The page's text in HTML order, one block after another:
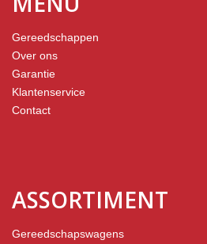
Gereedschappen
Over ons
Garantie
Klantenservice
Contact
ASSORTIMENT
Gereedschapswagens